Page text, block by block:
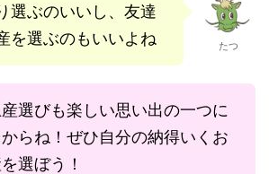
選ぶのいいし、友達
を選ぶのもいいよね
たつ
選びも楽しい思い出の一つに
らね！ぜひ自分の納得いくお
選ぼう！